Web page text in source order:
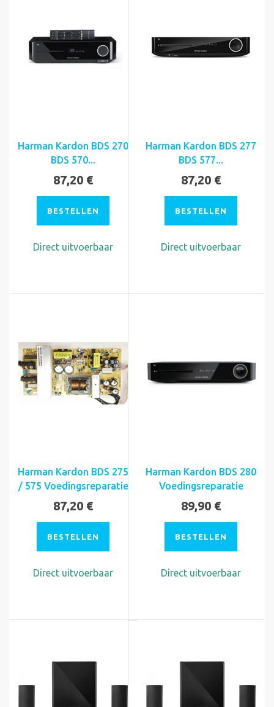
Harman Kardon BDS 270
BDS 570...
87,20 €
BESTELLEN
Direct uitvoerbaar
Harman Kardon BDS 277
BDS 577...
87,20 €
BESTELLEN
Direct uitvoerbaar
Harman Kardon BDS 275
/ 575 Voedingsreparatie
87,20 €
BESTELLEN
Direct uitvoerbaar
Harman Kardon BDS 280
Voedingsreparatie
89,90 €
BESTELLEN
Direct uitvoerbaar